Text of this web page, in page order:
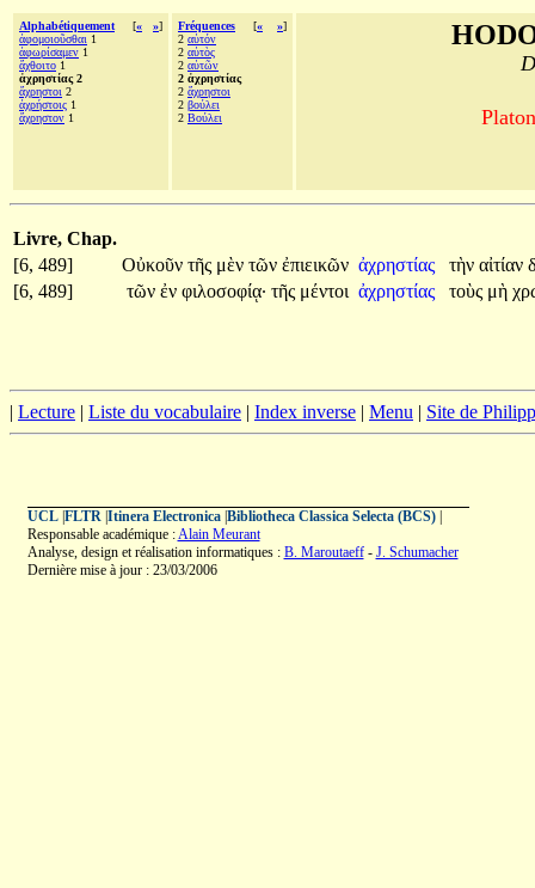
Alphabétiquement [« »]
ἀφομοιοῦσθαι 1
ἀφωρίσαμεν 1
ἄχθοιτο 1
ἀχρηστίας 2
ἄχρηστοι 2
ἀχρήστοις 1
ἄχρηστον 1
Fréquences [« »]
2 αὑτόν
2 αὐτὸς
2 αὑτῶν
2 ἀχρηστίας
2 ἄχρηστοι
2 βούλει
2 Βούλει
Livre, Chap.
[6, 489]
Οὐκοῦν τῆς μὲν τῶν ἐπιεικῶν ἀχρηστίας τὴν αἰτίαν
[6, 489]
τῶν ἐν φιλοσοφίᾳ· τῆς μέντοι ἀχρηστίας τοὺς μὴ
| Lecture | Liste du vocabulaire | Index inverse | Menu | Site de
UCL| FLTR| Itinera Electronica| Bibliotheca Classica Selecta (BCS)|
Responsable académique :Alain Meurant
Analyse, design et réalisation informatiques : B. Maroutaeff- J. Schumacher
Dernière mise à jour : 23/03/2006